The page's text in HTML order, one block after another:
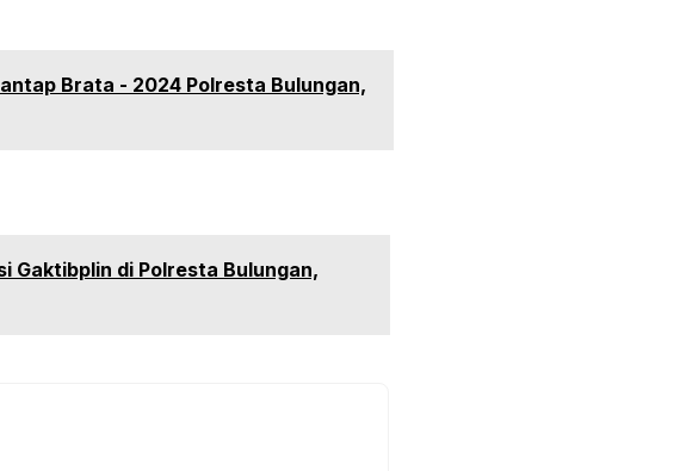
Brata - 2024 Polresta Bulungan,
Gaktibplin di Polresta Bulungan,